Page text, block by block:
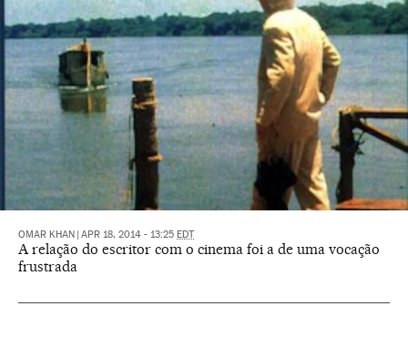
OMAR KHAN APR 18, 2014 - 13:25 EDT
A relação do escritor com o cinema foi a de uma vocação
frustrada